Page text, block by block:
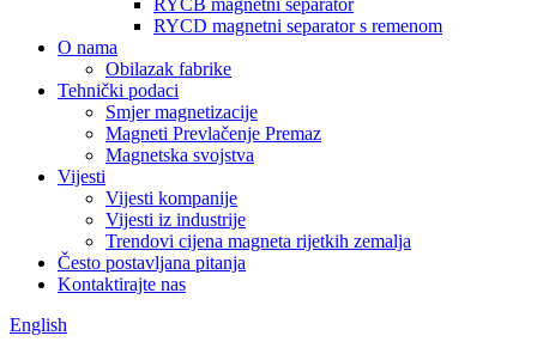
RYCB magnetni separator
RYCD magnetni separator s remenom
O nama
Obilazak fabrike
Tehnički podaci
Smjer magnetizacije
Magneti Prevlačenje Premaz
Magnetska svojstva
Vijesti
Vijesti kompanije
Vijesti iz industrije
Trendovi cijena magneta rijetkih zemalja
Često postavljana pitanja
Kontaktirajte nas
English